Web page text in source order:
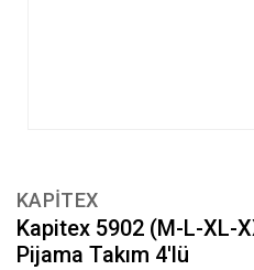
KAPİTEX
Kapitex 5902 (M-L-XL-
Pijama Takım 4'lü